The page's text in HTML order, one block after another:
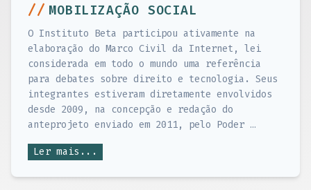
// MOBILIZAÇÃO SOCIAL
O Instituto Beta participou ativamente na
elaboração do Marco Civil da Internet, lei
considerada em todo o mundo uma referência
para debates sobre direito e tecnologia. Seus
integrantes estiveram diretamente envolvidos
desde 2009, na concepção e redação do
anteprojeto enviado em 2011, pelo Poder …
Ler mais...